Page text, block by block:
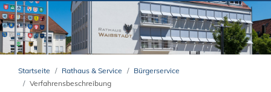
Startseite Rathaus & Service
Bürgerservice
Verfahrensbeschreibung